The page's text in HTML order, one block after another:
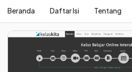
Beranda Daftar Isi Tentang